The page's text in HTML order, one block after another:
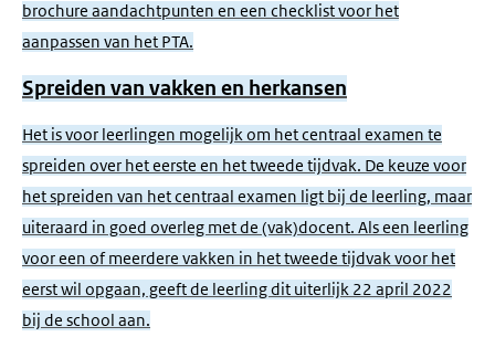
brochure aandachtpunten en een checklist voor het
aanpassen van het PTA.
Spreiden van vakken en herkansen
Het is voor leerlingen mogelijk om het centraal examen te
spreiden over het eerste en het tweede tijdvak. De keuze voor
het spreiden van het centraal examen ligt bij de leerling, maar
uiteraard in goed overleg met de (vak)docent. Als een leerling
voor een of meerdere vakken in het tweede tijdvak voor het
eerst wil opgaan, geeft de leerling dit uiterlijk 22 april 2022
bij de school aan.